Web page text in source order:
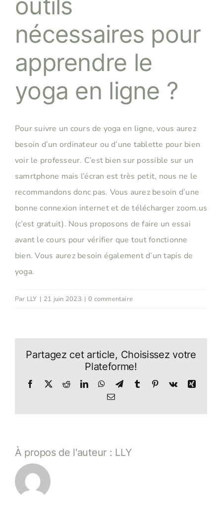
nécessaires pour
apprendre le
yoga en ligne ?
Pour suivre un cours de yoga en ligne, vous aurez
besoin d’un ordinateur ou d’une tablette pour bien
voir le professeur. C’est bien sur possible sur un
samrtphone mais l’écran est très petit, nous ne le
recommandons donc pas. Vous aurez besoin d’une
bonne connexion internet et de télécharger zoom.us
(c’est gratuit). Nous proposons de faire un essai
avant le cours pour vérifier que tout fonctionne
bien. Vous aurez besoin également d’un tapis de
yoga.
Par LLY | 21 juin 2023 | 0 commentaire
Partagez cet article, Choisissez votre
Plateforme!
Facebook
TwitterRedditLinkedInWhatsApp
TelegramTumblr Pinterest
Vk
Xing
Email
À propos de l'auteur : LLY